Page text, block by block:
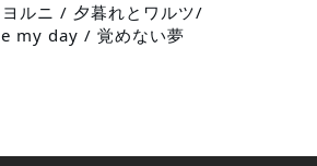
ルニ / 夕暮れとワルツ/
my day / 覚めない夢